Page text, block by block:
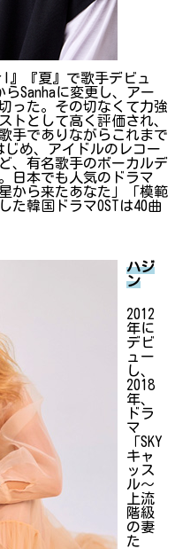
』『夏』で歌手デビュ
らSanhaに変更し、アー
った。その切なくて力強
トとして高く評価され、
手でありながらこれまで
じめ、アイドルのレコー
、有名歌手のボーカルデ
日本でも人気のドラマ
から来たあなた」「模範
た韓国ドラマOSTは40曲
ハジ
ン
2012
年に
デビ
ュー
し、
2018
年、
ドラ
マ
「SKY
キャ
ッス
ル〜
上流
階級
の妻
た